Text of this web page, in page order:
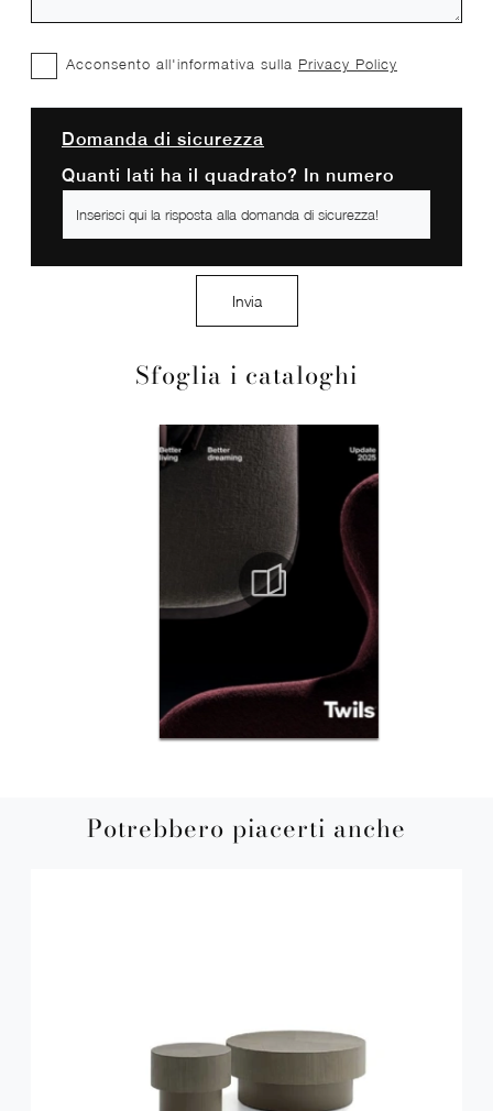
Sfoglia i cataloghi
Acconsento all'informativa sulla Privacy Policy
Domanda di sicurezza
Quanti lati ha il quadrato? In numero
Invia
Potrebbero piacerti anche